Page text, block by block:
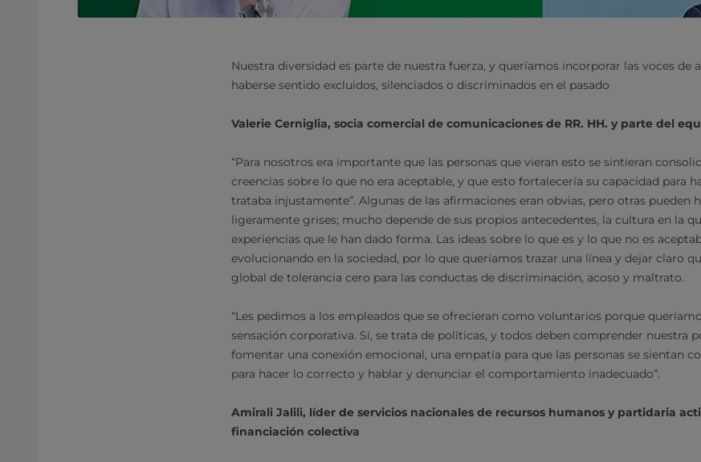
Nuestra diversidad es parte de nuestra fuerza, y queríamos incorporar las voces de
haberse sentido excluidos, silenciados o discriminados en el pasado
Valerie Cerniglia, socia comercial de comunicaciones de RR. HH. y parte del
“Para nosotros era importante que las personas que vieran esto se sintieran
creencias sobre lo que no era aceptable, y que esto fortalecería su capacidad para
trataba injustamente”. Algunas de las afirmaciones eran obvias, pero otras pueden
ligeramente grises; mucho depende de sus propios antecedentes, la cultura en la
experiencias que le han dado forma. Las ideas sobre lo que es y lo que no es
evolucionando en la sociedad, por lo que queríamos trazar una línea y dejar claro
global de tolerancia cero para las conductas de discriminación, acoso y maltrato.
“Les pedimos a los empleados que se ofrecieran como voluntarios porque
sensación corporativa. Sí, se trata de políticas, y todos deben comprender nuestra
fomentar una conexión emocional, una empatía para que las personas se sientan
para hacer lo correcto y hablar y denunciar el comportamiento inadecuado”.
Amirali Jalili, líder de servicios nacionales de recursos humanos y partidaria
financiación colectiva